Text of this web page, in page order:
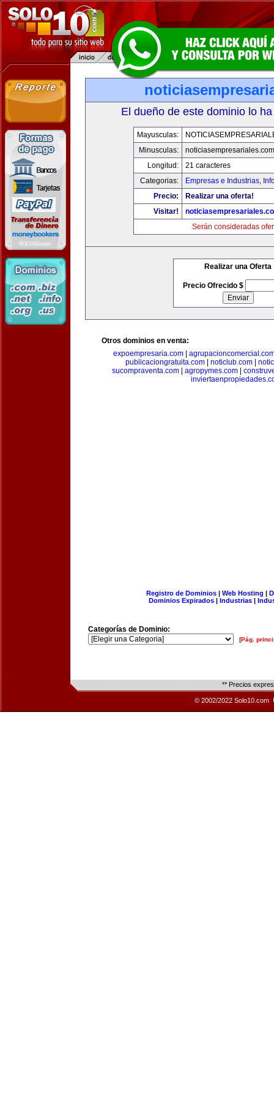
El dueño de este dominio lo
Mayusculas:
Minusculas:
noticiasempresariales.com
Longitud:
21 caracteres
Categorias:
Empresas e Industrias,
Precio:
Realizar una oferta!
Visitar!
Serán consideradas
Realizar una Oferta
Precio Ofrecido $
Otros dominios en venta:
expoempresaria.com|
publicaciongratuita.com| noticlub.com|
sucompraventa.com
agropymes.com
Registro de Dominios| Web Hosting |
Dominios Expirados | Industrias |
Categorías de Dominio:
[Pág.
** Precios
© 2002/2022 Solo10.com